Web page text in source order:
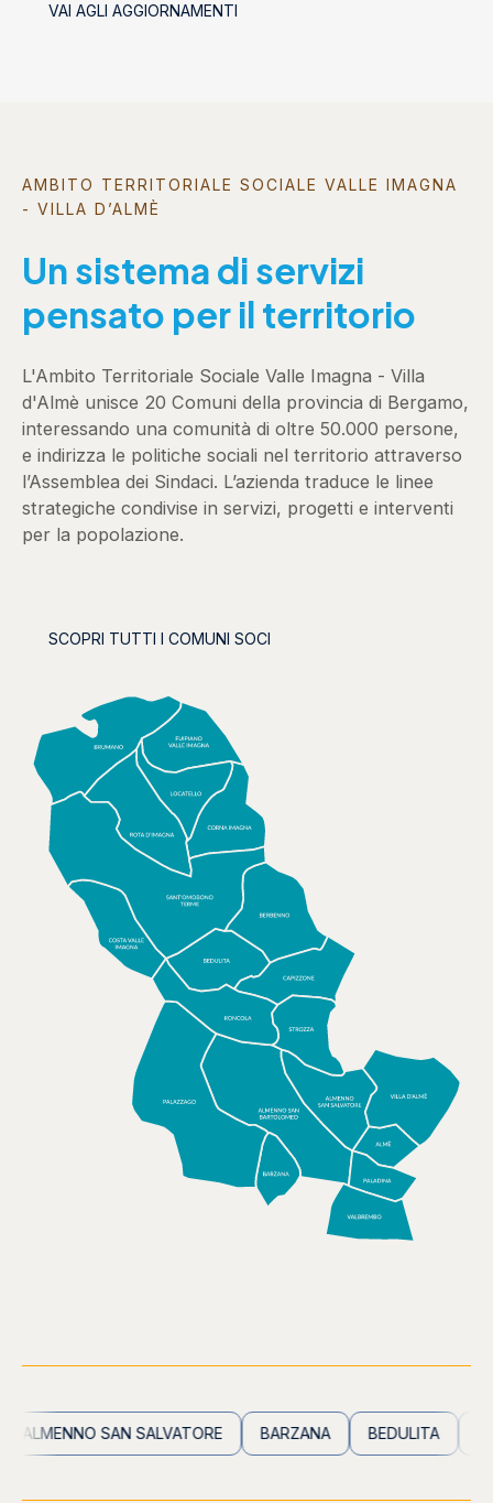
socializzanti (Centri estivi)
VAI AGLI AGGIORNAMENTI
AMBITO TERRITORIALE SOCIALE VALLE IMAGNA
- VILLA D’ALMÈ
Un sistema di servizi
pensato per il territorio
L'Ambito Territoriale Sociale Valle Imagna - Villa
d'Almè unisce 20 Comuni della provincia di Bergamo,
interessando una comunità di oltre 50.000 persone,
e indirizza le politiche sociali nel territorio attraverso
l’Assemblea dei Sindaci. L’azienda traduce le linee
strategiche condivise in servizi, progetti e interventi
per la popolazione.
SCOPRI TUTTI I COMUNI SOCI
SAN SALVATORE BARZANA BEDULITA